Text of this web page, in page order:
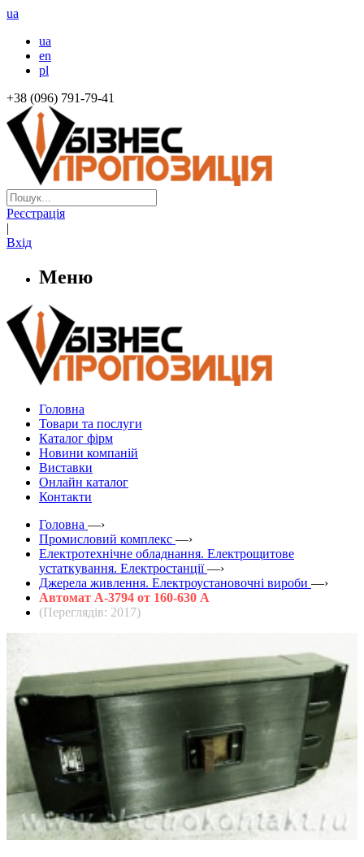
ua
ua
en
pl
+38 (096) 791-79-41
Реєстрація
|
Вхід
Меню
Головна
Товари та послуги
Каталог фірм
Новини компаній
Виставки
Онлайн каталог
Контакти
Головна —›
Промисловий комплекс —›
Електротехнічне обладнання. Електрощитове
устаткування. Електростанції —›
Джерела живлення. Електроустановочні вироби —›
Автомат А-3794 от 160-630 А
(Переглядів: 2017)